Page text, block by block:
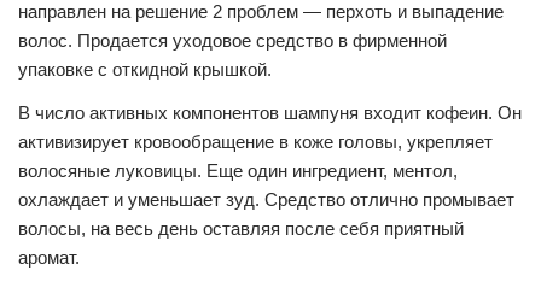
направлен на решение 2 проблем — перхоть и выпадение
волос. Продается уходовое средство в фирменной
упаковке с откидной крышкой.
В число активных компонентов шампуня входит кофеин. Он
активизирует кровообращение в коже головы, укрепляет
волосяные луковицы. Еще один ингредиент, ментол,
охлаждает и уменьшает зуд. Средство отлично промывает
волосы, на весь день оставляя после себя приятный
аромат.